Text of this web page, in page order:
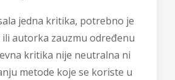
jedna kritika, potrebno je
autorka zauzmu određenu
kritika nije neutralna ni
metode koje se koriste u